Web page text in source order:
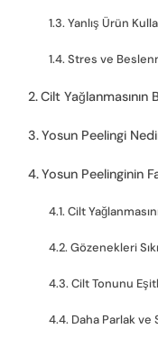
Yanlış Ürün
Stres ve
Cilt
Yosun Peelingi
Yosun Peelinginin
Cilt
Gözenekleri
Cilt Tonunu
Daha Parlak ve